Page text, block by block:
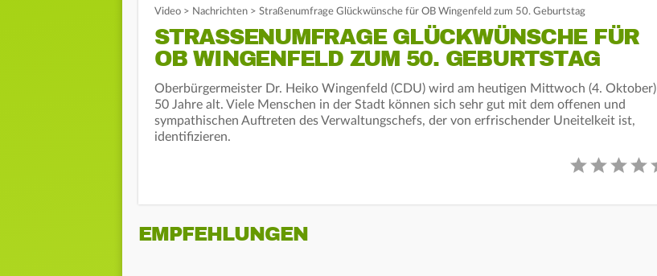
Video > Nachrichten > Straßenumfrage Glückwünsche für OB Wingenfeld zum 50. Geburtstag
STRASSENUMFRAGE GLÜCKWÜNSCHE FÜR O
B WINGENFELD ZUM 50. GEBURTSTAG
Oberbürgermeister Dr. Heiko Wingenfeld (CDU) wird am heutigen Mittwoch (4. Oktober)
50 Jahre alt. Viele Menschen in der Stadt können sich sehr gut mit dem offenen und
sympathischen Auftreten des Verwaltungschefs, der von erfrischender Uneitelkeit ist,
identifizieren.
EMPFEHLUNGEN